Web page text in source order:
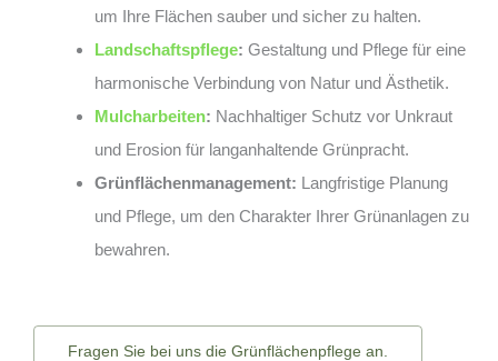
um Ihre Flächen sauber und sicher zu halten.
Landschaftspflege: Gestaltung und Pflege für eine
harmonische Verbindung von Natur und Ästhetik.
Mulcharbeiten: Nachhaltiger Schutz vor Unkraut
und Erosion für langanhaltende Grünpracht.
Grünflächenmanagement: Langfristige Planung
und Pflege, um den Charakter Ihrer Grünanlagen zu
bewahren.
Fragen Sie bei uns die Grünflächenpflege an.